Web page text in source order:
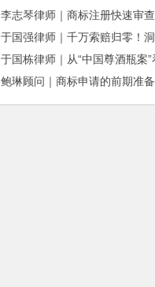
鲍琳顾问｜商标申请的前期准备